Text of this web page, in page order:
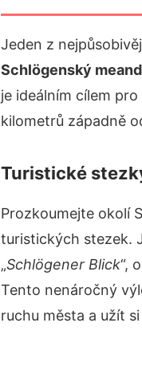
Jeden z
Schlögenský
je ideálním cílem
kilometrů západně
Turistické
Prozkoumejte okolí
turistických stezek.
„Schlögener Blick“,
Tento nenáročný
ruchu města a užít